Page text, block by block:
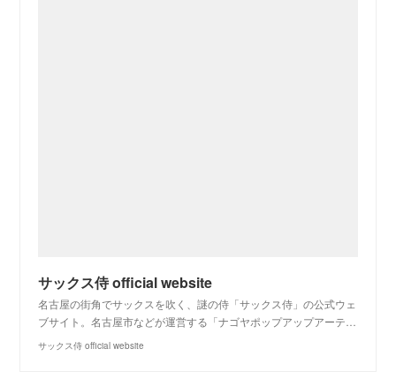
サックス侍 official website
名古屋の街角でサックスを吹く、謎の侍「サックス侍」の公式ウェ
ブサイト。名古屋市などが運営する「ナゴヤポップアップアーテ…
サックス侍 official website